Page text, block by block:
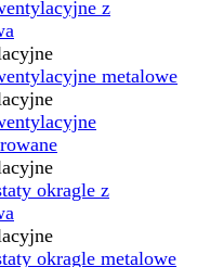
z
metalowe
okragle z
okragle metalowe